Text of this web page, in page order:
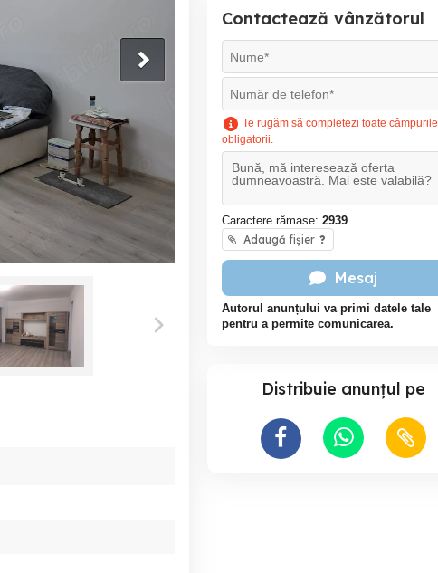
Contactează vânzătorul
Te rugăm să completezi toate câmpurile
obligatorii.
Caractere rămase: 2939
Adaugă fișier ?
Mesaj
Autorul anunțului va primi datele tale
pentru a permite comunicarea.
Distribuie anunțul pe